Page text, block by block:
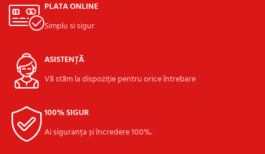
PLATA ONLINE
Simplu si sigur
ASISTENȚĂ
Vă stăm la dispoziție pentru orice întrebare
100% SIGUR
Ai siguranța și încredere 100%.